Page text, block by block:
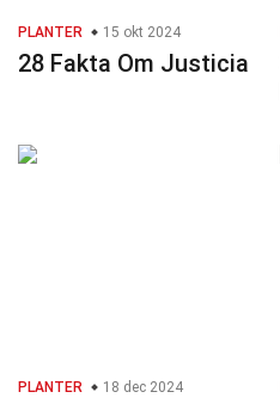
PLANTER 15 okt 2024
28 Fakta Om Justicia
PLANTER 18 dec 2024